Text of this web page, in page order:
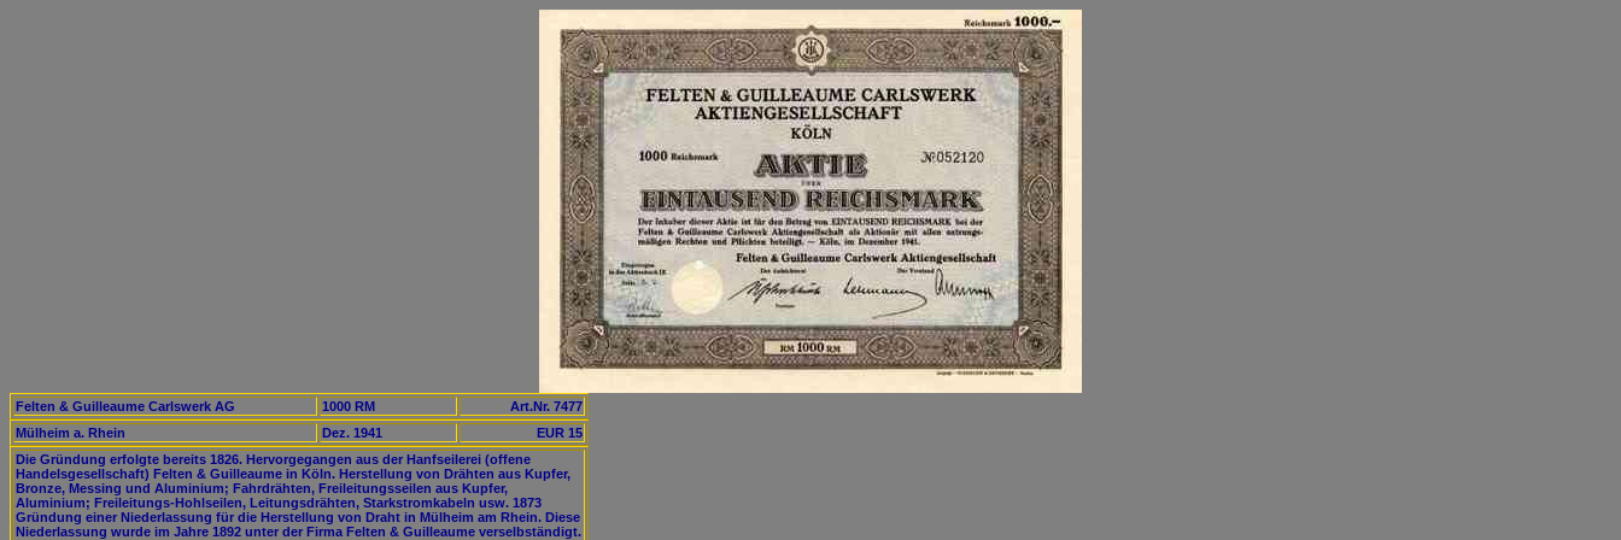
Felten & Guilleaume Carlswerk AG 1000 RM
Art.Nr. 7477
Mülheim a. Rhein
Dez. 1941
EUR 15
Die Gründung erfolgte bereits 1826. Hervorgegangen aus der Hanfseilerei (offene
Handelsgesellschaft) Felten & Guilleaume in Köln. Herstellung von Drähten aus Kupfer,
Bronze, Messing und Aluminium; Fahrdrähten, Freileitungsseilen aus Kupfer,
Aluminium; Freileitungs-Hohlseilen, Leitungsdrähten, Starkstromkabeln usw. 1873
Gründung einer Niederlassung für die Herstellung von Draht in Mülheim am Rhein. Diese
Niederlassung wurde im Jahre 1892 unter der Firma Felten & Guilleaume verselbständigt.